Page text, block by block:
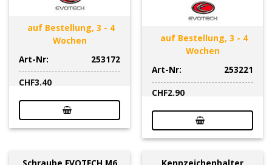
auf Bestellung, 3 - 4
Wochen
Art-Nr:
253172
CHF3.40
auf Bestellung, 3 - 4
Wochen
Art-Nr:
253221
CHF2.90